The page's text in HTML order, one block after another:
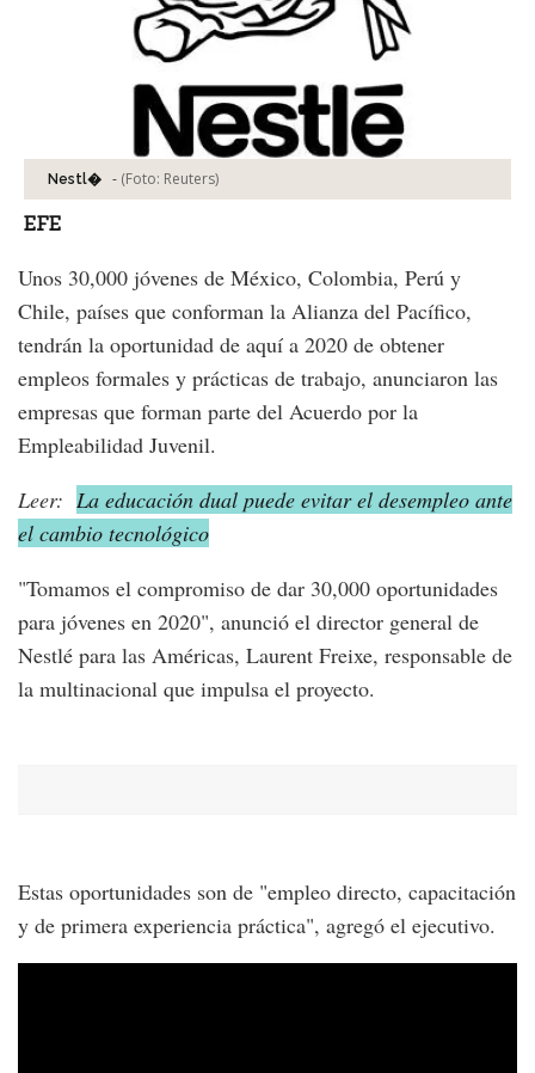
Nestl� - (Foto: Reuters)
EFE
Unos 30,000 jóvenes de México, Colombia, Perú y
Chile, países que conforman la Alianza del Pacífico,
tendrán la oportunidad de aquí a 2020 de obtener
empleos formales y prácticas de trabajo, anunciaron las
empresas que forman parte del Acuerdo por la
Empleabilidad Juvenil.
Leer: La educación dual puede evitar el desempleo ante
el cambio tecnológico
"Tomamos el compromiso de dar 30,000 oportunidades
para jóvenes en 2020", anunció el director general de
Nestlé para las Américas, Laurent Freixe, responsable de
la multinacional que impulsa el proyecto.
Estas oportunidades son de "empleo directo, capacitación
y de primera experiencia práctica", agregó el ejecutivo.